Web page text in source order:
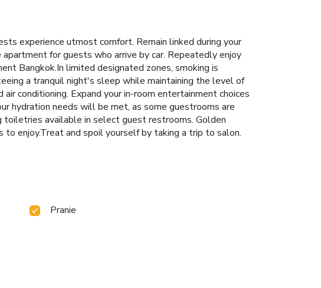
experience utmost comfort. Remain linked during your
for guests who arrive by car. Repeatedly enjoy
Bangkok.In limited designated zones, smoking is
a tranquil night's sleep while maintaining the level of
conditioning. Expand your in-room entertainment choices
hydration needs will be met, as some guestrooms are
available in select guest restrooms. Golden
enjoy.Treat and spoil yourself by taking a trip to salon.
Pranie